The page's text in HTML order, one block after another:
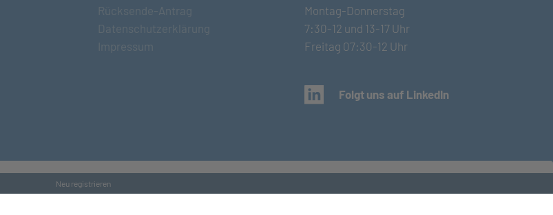
Rücksende-Antrag
Datenschutzerklärung
Impressum
Montag-Donnerstag
7:30-12 und 13-17 Uhr
Freitag 07:30-12 Uhr
(öffnet in neuem Tab)
Folgt uns auf LinkedIn
Datenschutz•
Neu registrieren